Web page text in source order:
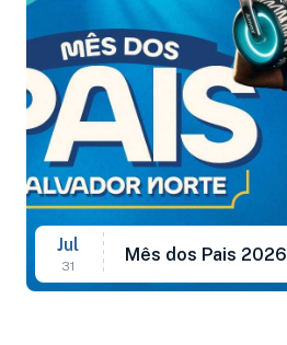
Jul
31
Mês dos Pais 2026